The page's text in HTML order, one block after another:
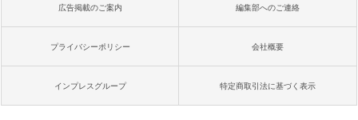
広告掲載のご案内 編集部へのご連絡
プライバシーポリシー 会社概要
インプレスグループ 特定商取引法に基づく表示